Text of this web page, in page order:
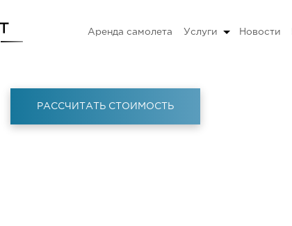
Аренда самолета Услуги Новости
РАССЧИТАТЬ СТОИМОСТЬ